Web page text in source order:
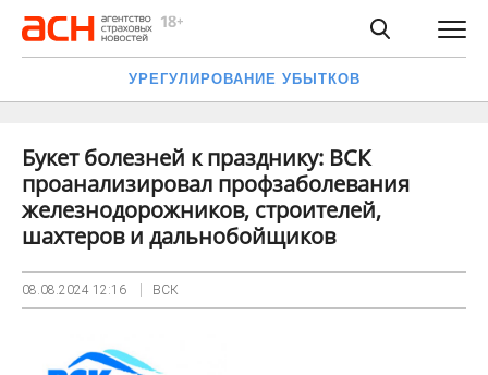
УРЕГУЛИРОВАНИЕ УБЫТКОВ
Букет болезней к празднику: ВСК
проанализировал профзаболевания
железнодорожников, строителей,
шахтеров и дальнобойщиков
08.08.2024 12:16 ВСК